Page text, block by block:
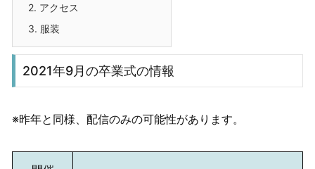
2. アクセス
3. 服装
2021年9月の卒業式の情報
※昨年と同様、配信のみの可能性があります。